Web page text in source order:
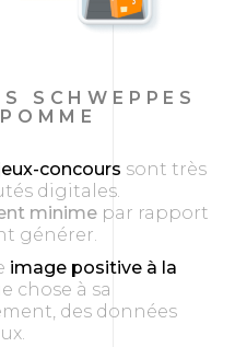
SCHWEPPES
concours sont très
digitales.
minime par rapport
générer.
image positive à la
chose à sa
des données